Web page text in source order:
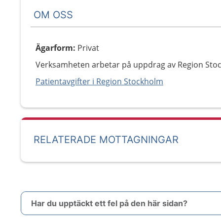
OM OSS
Ägarform: Privat
Verksamheten arbetar på uppdrag av Region
Patientavgifter i Region Stockholm
RELATERADE MOTTAGNINGAR
Har du upptäckt ett fel på den här sidan?